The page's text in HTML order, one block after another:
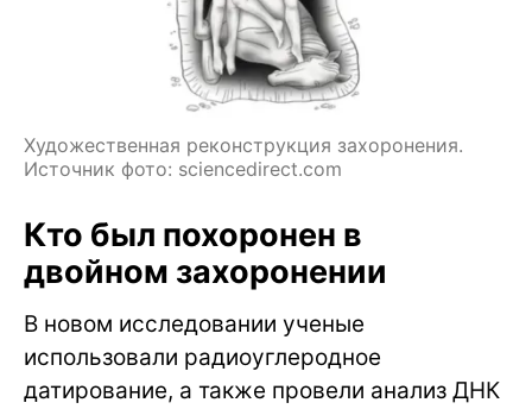
Художественная реконструкция захоронения.
Источник фото: sciencedirect.com
Кто был похоронен в
двойном захоронении
В новом исследовании ученые
использовали радиоуглеродное
датирование, а также провели анализ ДНК